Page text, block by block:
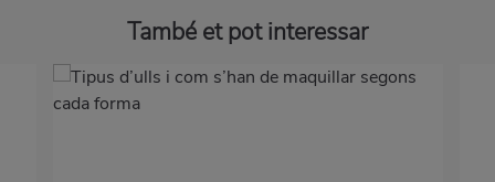
També et pot interessar